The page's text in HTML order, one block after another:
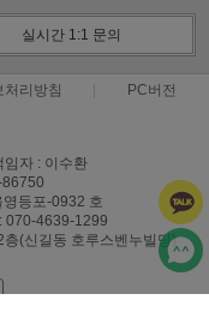
실시간 1:1 문의
처리방침 PC버전
임자 : 이수환
86750
등포-0932 호
070-4639-1299
(신길동 호루스벤누빌딩)